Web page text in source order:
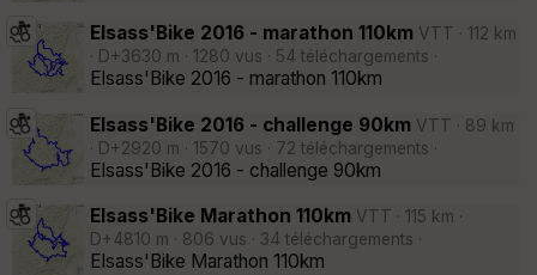
Elsass'Bike 2016 - marathon 110km VTT · 112 km
· D+3630 m · 1280 vus · 54 téléchargements ·
Elsass'Bike 2016 - marathon 110km
Elsass'Bike 2016 - challenge 90km VTT · 89 km
· D+2920 m · 1570 vus · 72 téléchargements ·
Elsass'Bike 2016 - challenge 90km
Elsass'Bike Marathon 110km VTT · 115 km ·
D+4810 m · 806 vus · 34 téléchargements ·
Elsass'Bike Marathon 110km